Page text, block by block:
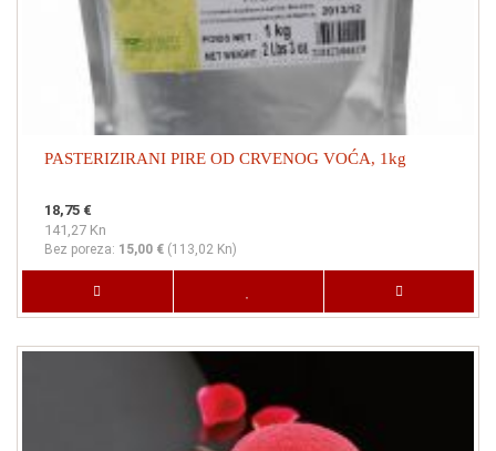
PASTERIZIRANI PIRE OD CRVENOG VOĆA, 1kg
18,75 €
141,27 Kn
Bez poreza: 15,00 € (113,02 Kn)